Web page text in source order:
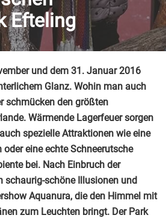
Efteling
und dem 31. Januar 2016
Glanz. Wohin man auch
schmücken den größten
Wärmende Lagerfeuer sorgen
spezielle Attraktionen wie eine
eine echte Schneerutsche
bei. Nach Einbruch der
schaurig-schöne Illusionen und
Aquanura, die den Himmel mit
zum Leuchten bringt. Der Park